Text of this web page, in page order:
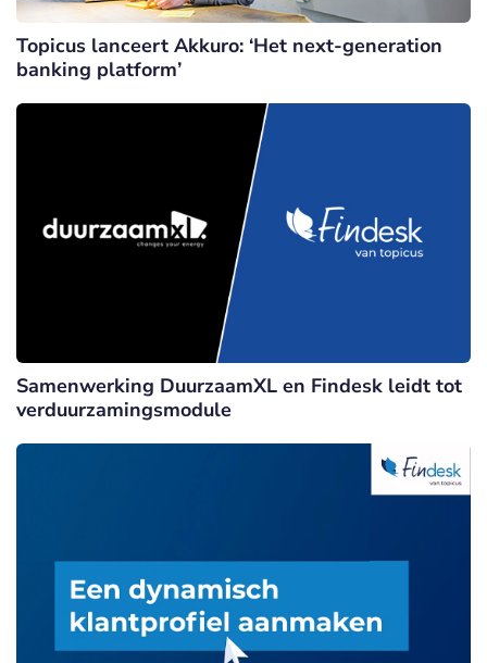
Topicus lanceert Akkuro: ‘Het next-generation
banking platform’
Samenwerking DuurzaamXL en Findesk leidt tot
verduurzamingsmodule